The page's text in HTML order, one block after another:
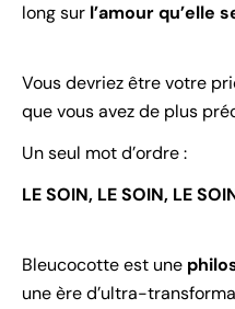
long sur l’amour qu’elle
Vous devriez être votre
que vous avez de plus
Un seul mot d’ordre :
LE SOIN, LE SOIN, LE
Bleucocotte est une
une ère d’ultra-